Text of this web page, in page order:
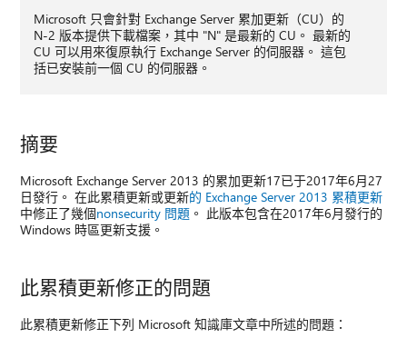
Microsoft 只會針對 Exchange Server 累加更新（CU）的
N-2 版本提供下載檔案，其中 "N" 是最新的 CU。 最新的
CU 可以用來復原執行 Exchange Server 的伺服器。 這包
括已安裝前一個 CU 的伺服器。
摘要
Microsoft Exchange Server 2013 的累加更新17已于2017年6月27
日發行。 在此累積更新或更新的 Exchange Server 2013 累積更新
中修正了幾個nonsecurity 問題 。 此版本包含在2017年6月發行的
Windows 時區更新支援。
此累積更新修正的問題
此累積更新修正下列 Microsoft 知識庫文章中所述的問題：